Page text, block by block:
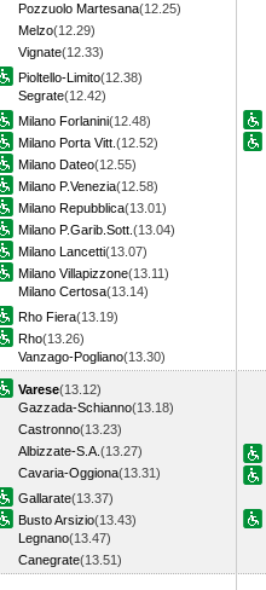
Pozzuolo Martesana(12.25)
Melzo(12.29)
Vignate(12.33)
Pioltello-Limito(12.38)
Segrate(12.42)
Milano Forlanini(12.48)
Milano Porta Vitt. (12.52)
Milano Dateo(12.55)
Milano P.Venezia(12.58)
Milano Repubblica(13.01)
Milano P.Garib.Sott. (13.04)
Milano Lancetti(13.07)
Milano Villapizzone(13.11)
Milano Certosa(13.14)
Rho Fiera(13.19)
Rho(13.26)
Vanzago-Pogliano(13.30)
Varese(13.12)
Gazzada-Schianno(13.18)
Castronno(13.23)
Albizzate-S.A. (13.27)
Cavaria-Oggiona(13.31)
Gallarate(13.37)
Busto Arsizio(13.43)
Legnano(13.47)
Canegrate(13.51)